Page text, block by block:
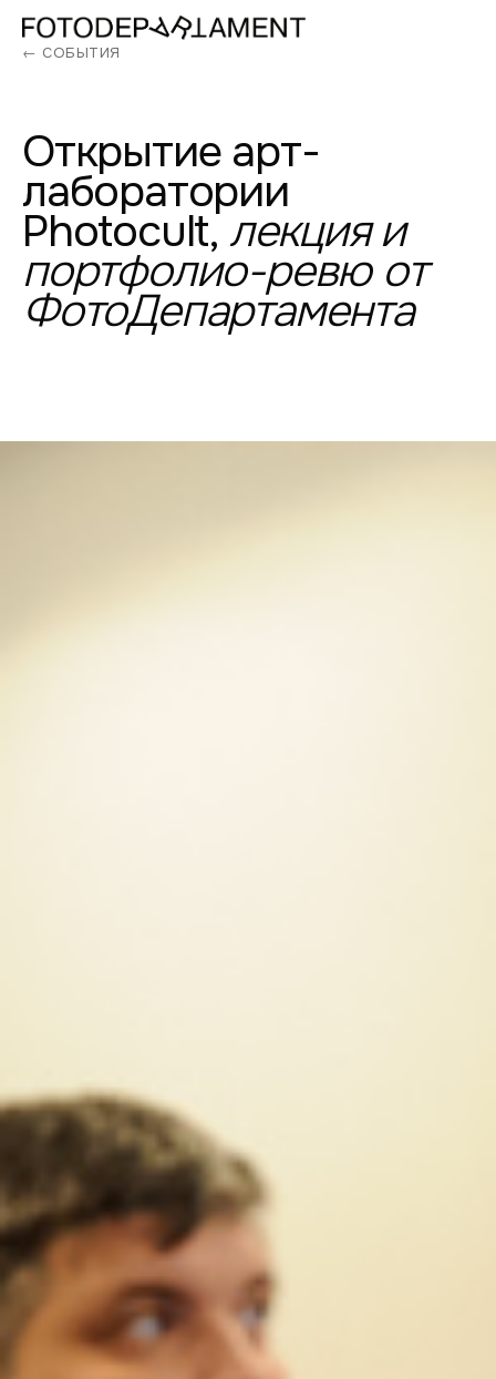
← СОБЫТИЯ
Открытие арт-
лаборатории
Photocult, лекция и
портфолио-ревю от
ФотоДепартамента